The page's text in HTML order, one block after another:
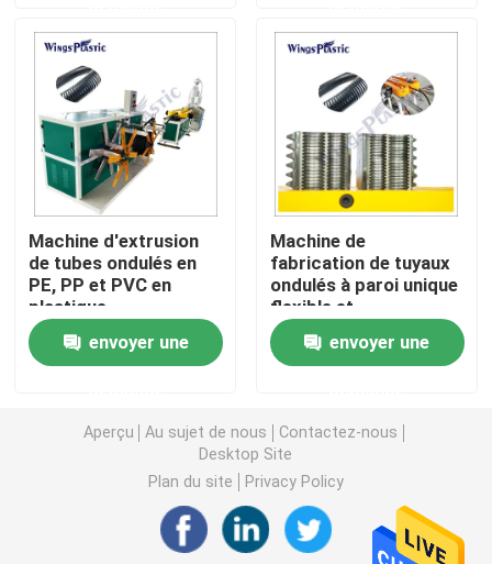
Machine d'extrudeuse de tuyau de HDPE
Machine d'extrudeuse de tuyau de PVC
Chaîne de production de tuyau de PPR
Machine d'extrudeuse de tuyau de PE
Machine ondulée d'extrudeuse de tuyau
Pp attachent la chaîne de production
Machine en plastique d'extrudeuse de feuille
Machine d'extrusion
de tubes ondulés en
PE, PP et PVC en
plastique
envoyer une
Machine de
fabrication de tuyaux
ondulés à paroi unique
flexible et
rétrécissable
envoyer une
Aperçu Au sujet de nous
Contactez-nous
Desktop Site
Plan du site
Privacy Policy